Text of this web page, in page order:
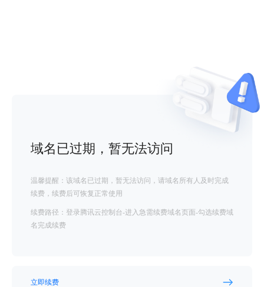
域名已过期，暂无法访问
温馨提醒：该域名已过期，暂无法访问，请域名所有人及时完成
续费，续费后可恢复正常使用
续费路径：登录腾讯云控制台-进入急需续费域名页面-勾选续费域
名完成续费
立即续费